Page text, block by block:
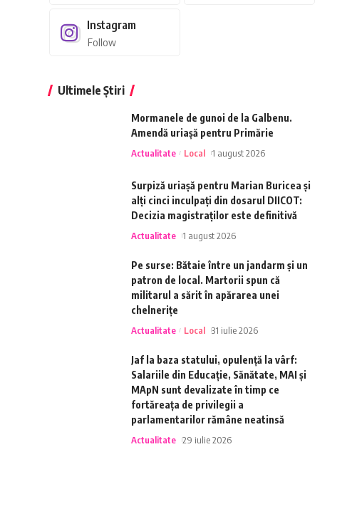
Instagram
Follow
Ultimele Știri
Mormanele de gunoi de la Galbenu.
Amendă uriașă pentru Primărie
Actualitate Local 1 august 2026
Surpiză uriașă pentru Marian Buricea și
alți cinci inculpați din dosarul DIICOT:
Decizia magistraților este definitivă
Actualitate 1 august 2026
Pe surse: Bătaie între un jandarm și un
patron de local. Martorii spun că
militarul a sărit în apărarea unei
chelnerițe
Actualitate Local 31 iulie 2026
Jaf la baza statului, opulență la vârf:
Salariile din Educație, Sănătate, MAI și
MApN sunt devalizate în timp ce
fortăreața de privilegii a
parlamentarilor rămâne neatinsă
Actualitate 29 iulie 2026